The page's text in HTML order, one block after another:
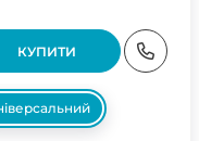
КУПИТИ